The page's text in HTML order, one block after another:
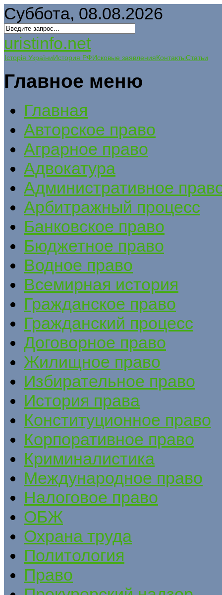
Суббота, 08.08.2026
uristinfo.net
Історія УкраїниИстория РФИсковые заявленияКонтактыСтатьи
Главное меню
Главная
Авторское право
Аграрное право
Адвокатура
Административное
Арбитражный процесс
Банковское право
Бюджетное право
Водное право
Всемирная история
Гражданское право
Гражданский процесс
Договорное право
Жилищное право
Избирательное право
История права
Конституционное право
Корпоративное право
Криминалистика
Международное право
Налоговое право
ОБЖ
Охрана труда
Политология
Право